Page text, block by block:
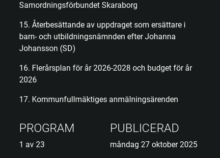
Samordningsförbundet Skaraborg
15. Återbesättande av uppdraget som ersättare i
barn- och utbildningsnämnden efter Johanna
Johansson (SD)
16. Flerårsplan för år 2026-2028 och budget för år
2026
17. Kommunfullmäktiges anmälningsärenden
PROGRAM
1 av 23
PUBLICERAD
måndag 27 oktober 2025